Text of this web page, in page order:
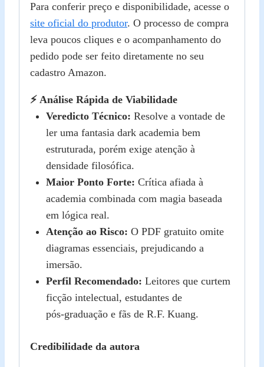
Para conferir preço e disponibilidade, acesse o
site oficial do produtor. O processo de compra
leva poucos cliques e o acompanhamento do
pedido pode ser feito diretamente no seu
cadastro Amazon.
⚡ Análise Rápida de Viabilidade
Veredicto Técnico: Resolve a vontade de
ler uma fantasia dark academia bem
estruturada, porém exige atenção à
densidade filosófica.
Maior Ponto Forte: Crítica afiada à
academia combinada com magia baseada
em lógica real.
Atenção ao Risco: O PDF gratuito omite
diagramas essenciais, prejudicando a
imersão.
Perfil Recomendado: Leitores que curtem
ficção intelectual, estudantes de
pós‑graduação e fãs de R.F. Kuang.
Credibilidade da autora